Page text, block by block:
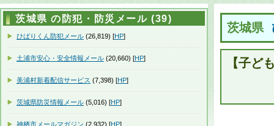
茨城県
【子ど
茨城県 の防犯・防災メール (39)
ひばりくん防犯メール (26,819) [HP]
土浦市安心・安全情報メール (20,660) [HP]
美浦村新着配信サービス (7,398) [HP]
茨城県防災情報メール (5,016) [HP]
神栖市メールマガジン (2,932) [HP]